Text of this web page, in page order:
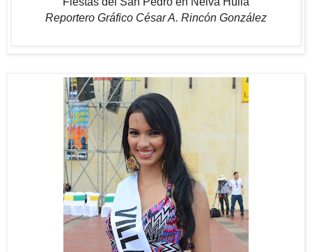
Reportero Gráfico César A. Rincón González